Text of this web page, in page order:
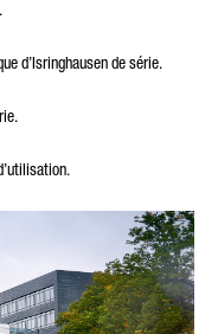
d’Isringhausen de série.